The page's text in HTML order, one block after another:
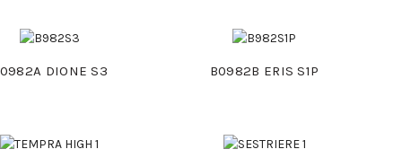
DIONE S3 B0982B ERIS S1P